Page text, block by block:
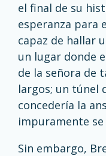
el final de su
esperanza para
capaz de hallar
un lugar donde
de la señora de
largos; un túnel
concedería la
impuramente
Sin embargo,